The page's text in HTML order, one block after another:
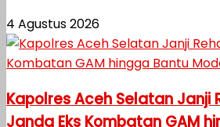
4 Agustus 2026
Kapolres Aceh Selatan Janji
Janda Eks Kombatan GAM